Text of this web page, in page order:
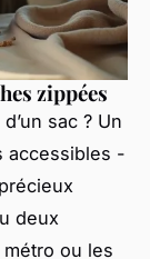
zippées
sac ? Un
accessibles -
deux
ou les